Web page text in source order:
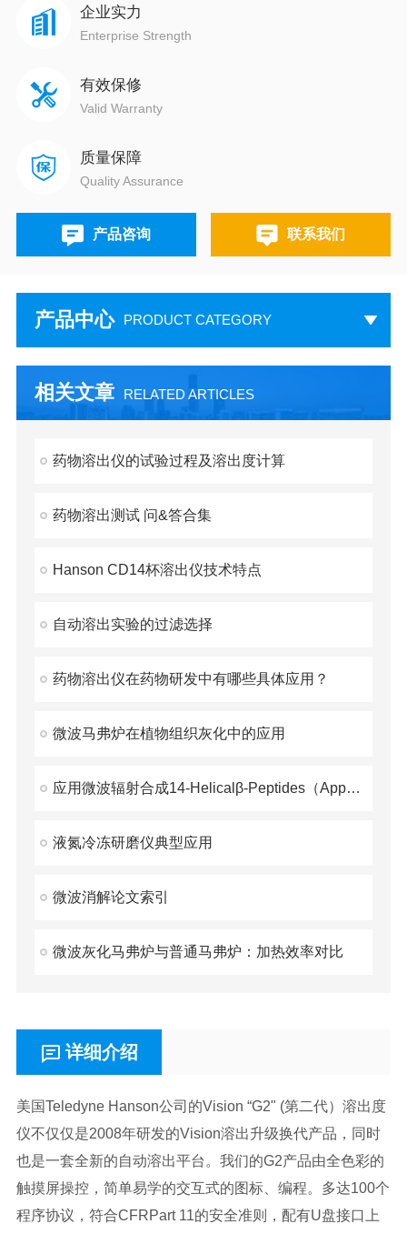
企业实力
Enterprise Strength
有效保修
Valid Warranty
质量保障
Quality Assurance
产品咨询 联系我们
产品中心 PRODUCT CATEGORY
相关文章 RELATED ARTICLES
药物溶出仪的试验过程及溶出度计算
药物溶出测试 问&答合集
Hanson CD14杯溶出仪技术特点
自动溶出实验的过滤选择
药物溶出仪在药物研发中有哪些具体应用？
微波马弗炉在植物组织灰化中的应用
应用微波辐射合成14-Helicalβ-Peptides（Application of Micro
液氮冷冻研磨仪典型应用
微波消解论文索引
微波灰化马弗炉与普通马弗炉：加热效率对比
详细介绍
美国Teledyne Hanson公司的Vision “G2" (第二代）溶出度
仪不仅仅是2008年研发的Vision溶出升级换代产品，同时
也是一套全新的自动溶出平台。我们的G2产品由全色彩的
触摸屏操控，简单易学的交互式的图标、编程。多达100个
程序协议，符合CFRPart 11的安全准则，配有U盘接口上